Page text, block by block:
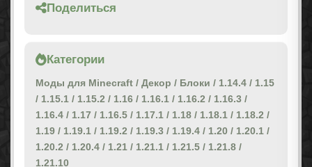
Поделиться
Категории
Моды для Minecraft / Декор / Блоки / 1.14.4 / 1.15
/ 1.15.1 / 1.15.2 / 1.16 / 1.16.1 / 1.16.2 / 1.16.3 /
1.16.4 / 1.17 / 1.16.5 / 1.17.1 / 1.18 / 1.18.1 / 1.18.2 /
1.19 / 1.19.1 / 1.19.2 / 1.19.3 / 1.19.4 / 1.20 / 1.20.1 /
1.20.2 / 1.20.4 / 1.21 / 1.21.1 / 1.21.5 / 1.21.8 /
1.21.10